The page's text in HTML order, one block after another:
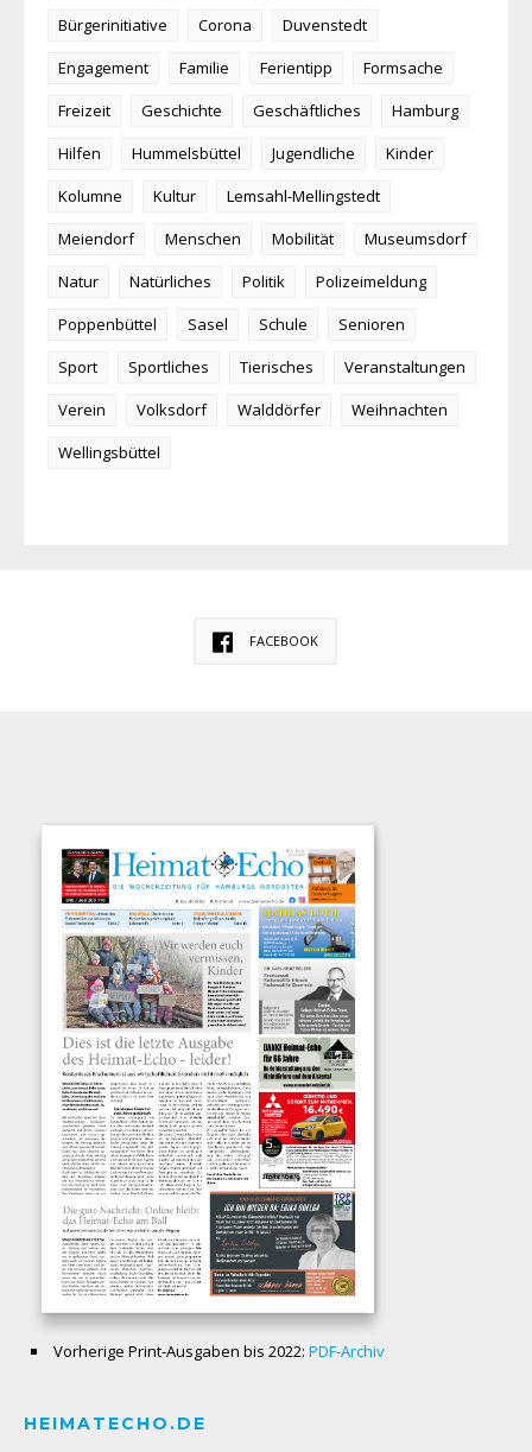
Bürgerinitiative
Corona
Duvenstedt
Engagement
Familie Ferientipp
Formsache
Freizeit
Geschichte Geschäftliches
Hamburg
Hilfen
Hummelsbüttel Jugendliche
Kinder
Kolumne
Kultur
Lemsahl-Mellingstedt
Meiendorf
Menschen Mobilität
Museumsdorf
Natur
Natürliches Politik
Polizeimeldung
Poppenbüttel
Sasel Schule
Senioren
Sport
Sportliches Tierisches
Veranstaltungen
Verein
Volksdorf Walddörfer
Weihnachten
Wellingsbüttel
FACEBOOK
Vorherige Print-Ausgaben bis 2022: PDF-Archiv
HEIMATECHO.DE